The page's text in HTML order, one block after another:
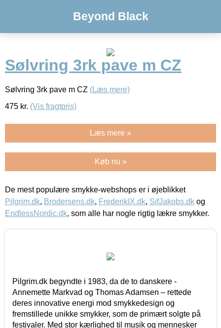
Beyond Black
Sølvring 3rk pave m CZ
Sølvring 3rk pave m CZ (Læs mere)
475 kr. (Vis fragtpris)
Læs mere »
Køb nu »
De mest populære smykke-webshops er i øjeblikket
Pilgrim.dk, Brodersens.dk, FrederikIX.dk, SifJakobs.dk og
EndlessNordic.dk, som alle har nogle rigtig lækre smykker.
Pilgrim.dk begyndte i 1983, da de to danskere -
Annemette Markvad og Thomas Adamsen – rettede
deres innovative energi mod smykkedesign og
fremstillede unikke smykker, som de primært solgte på
festivaler. Med stor kærlighed til musik og mennesker